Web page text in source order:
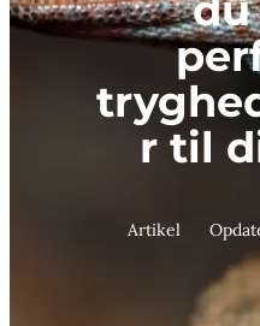
r til
Artikel